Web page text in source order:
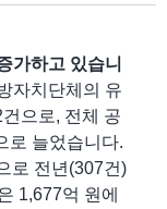
가하고 있습니
자치단체의 유
으로, 전체 공
로 늘었습니다.
로 전년(307건)
1,677억 원에